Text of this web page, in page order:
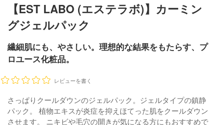
【EST LABO (エステラボ)】カーミン
グジェルパック
繊細肌にも、やさしい。理想的な結果をもたらす、プ
ロユース化粧品。
レビューを書く
さっぱりクールダウンのジェルパック。ジェルタイプの鎮静
パック。 植物エキスが炎症を抑えほてった肌をクールダウン
させます。 ニキビや毛穴の開きが気になる方にもおすすめで